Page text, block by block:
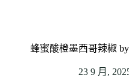
蜂蜜酸橙墨西哥辣椒
23 9 月,